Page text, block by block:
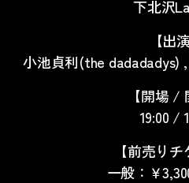
下北沢
【出
小池貞利(the dadadadys)
【開場 /
19:00 /
【前売りチ
一般：￥